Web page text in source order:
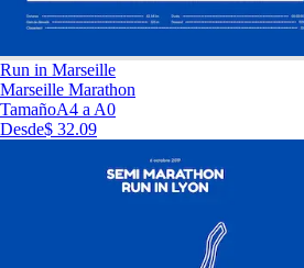
Run in Marseille
Marseille Marathon
TamañoA4 a A0
Desde$ 32.09